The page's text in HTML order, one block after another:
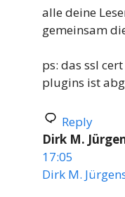
alle deine
gemeinsam
ps: das ssl
plugins ist
Reply
Dirk M.
17:05
Dirk M.